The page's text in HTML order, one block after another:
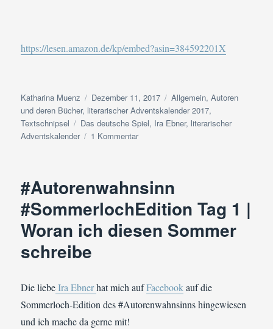
https://lesen.amazon.de/kp/embed?asin=384592201X
Autor
Katharina Muenz
Veröffentlicht
am
Dezember 11, 2017 Kategorien
Allgemein,Autoren
und deren Bücher, literarischer Adventskalender 2017,
Textschnipsel
Schlagwörter
Das deutsche Spiel, Ira Ebner, literarischer
Adventskalender
1 Kommentarzu
Textschnipsel-
#11
#Autorenwahnsinn
#SommerlochEdition Tag 1 |
Woran ich diesen Sommer
schreibe
Die liebeIra Ebnerhat mich aufFacebookauf die
Sommerloch-Edition des #Autorenwahnsinns hingewiesen
und ich mache da gerne mit!